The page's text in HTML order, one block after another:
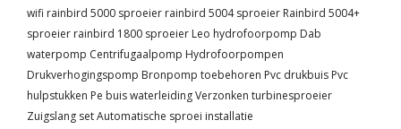
wifi rainbird 5000 sproeier rainbird 5004 sproeier Rainbird 5004+
sproeier rainbird 1800 sproeier Leo hydrofoorpomp Dab
waterpomp Centrifugaalpomp Hydrofoorpompen
Drukverhogingspomp Bronpomp toebehoren Pvc drukbuis Pvc
hulpstukken Pe buis waterleidingVerzonken turbinesproeier
Zuigslang set Automatische sproei installatie